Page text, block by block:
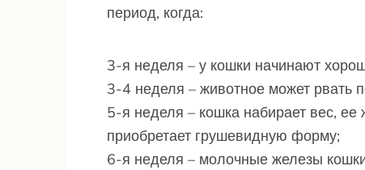
период, когда:
3-я неделя – у кошки начинают
3-4 неделя – животное может рвать
5-я неделя – кошка набирает вес, ее
приобретает грушевидную форму;
6-я неделя – молочные железы